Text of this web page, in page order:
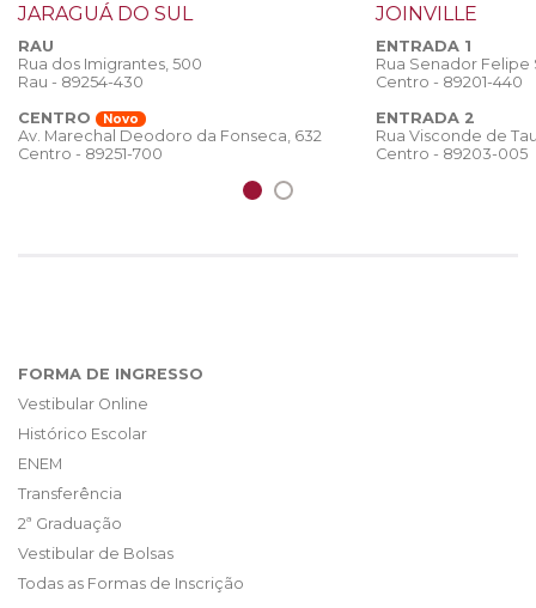
JARAGUÁ DO SUL
RAU
Rua dos Imigrantes, 500
Rau - 89254-430
CENTRO
Novo
Av. Marechal Deodoro da Fonseca, 632
Centro - 89251-700
JOINVILLE
ENTRADA 1
Rua Senador
Centro - 89201-440
ENTRADA 2
Rua Visconde de
Centro - 89203-005
FORMA DE INGRESSO
Vestibular Online
Histórico Escolar
ENEM
Transferência
2ª Graduação
Vestibular de Bolsas
Todas as Formas de Inscrição